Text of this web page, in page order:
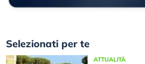
Selezionati per te
ATTUALITÀ